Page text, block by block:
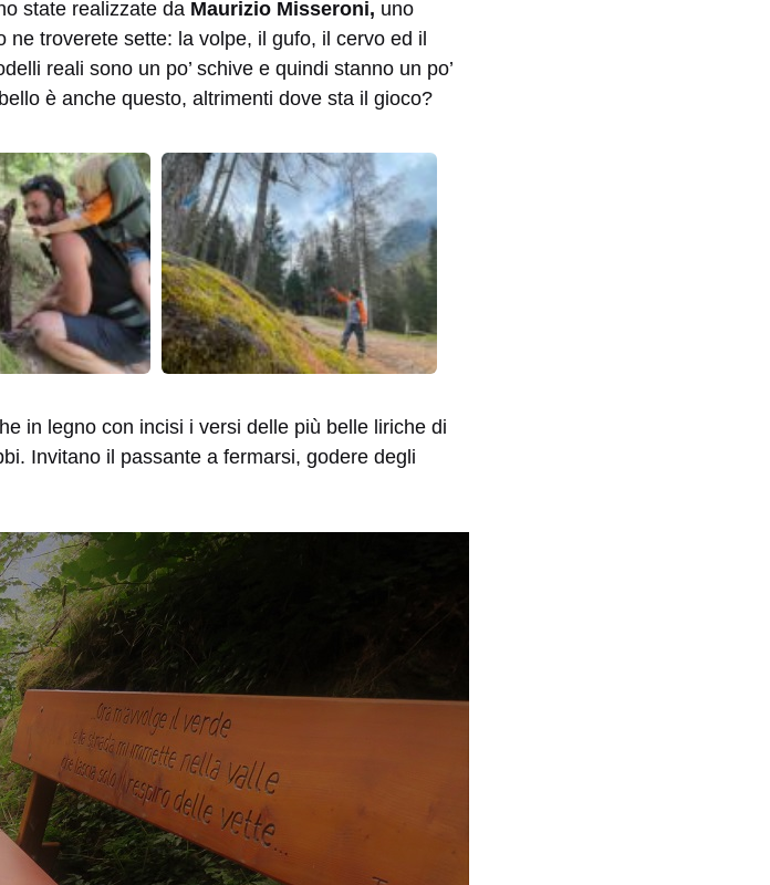
state realizzate da Maurizio Misseroni, uno
ne troverete sette: la volpe, il gufo, il cervo ed il
reali sono un po’ schive e quindi stanno un po’
è anche questo, altrimenti dove sta il gioco?
in legno con incisi i versi delle più belle liriche di
Invitano il passante a fermarsi, godere degli